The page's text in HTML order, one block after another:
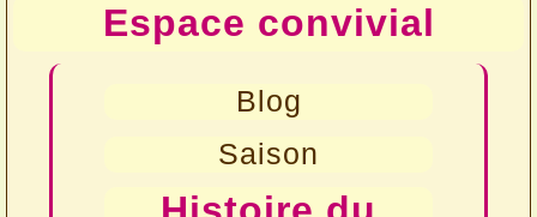
Espace convivial
Blog
Saison